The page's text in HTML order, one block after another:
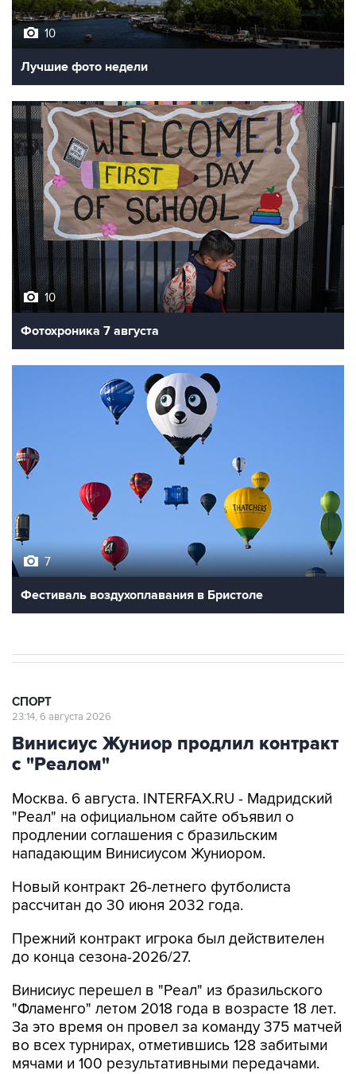
10
Лучшие фото недели
10
Фотохроника 7 августа
7
Фестиваль воздухоплавания в Бристоле
СПОРТ
23:14, 6 августа 2026
Винисиус Жуниор продлил контракт
с "Реалом"
Москва. 6 августа. INTERFAX.RU - Мадридский
"Реал" на официальном сайте объявил о
продлении соглашения с бразильским
нападающим Винисиусом Жуниором.
Новый контракт 26-летнего футболиста
рассчитан до 30 июня 2032 года.
Прежний контракт игрока был действителен
до конца сезона-2026/27.
Винисиус перешел в "Реал" из бразильского
"Фламенго" летом 2018 года в возрасте 18 лет.
За это время он провел за команду 375 матчей
во всех турнирах, отметившись 128 забитыми
мячами и 100 результативными передачами.